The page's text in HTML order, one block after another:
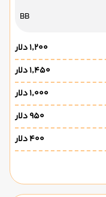
BB
۱٬۲۰۰ دلار
۱٬۴۵۰ دلار
۱٬۰۰۰ دلار
۹۵۰ دلار
۴۰۰ دلار